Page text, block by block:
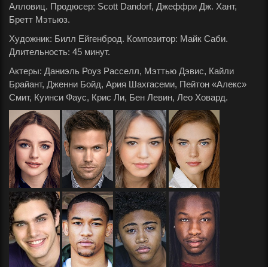
Алловиц. Продюсер: Scott Dandorf, Джеффри Дж. Хант,
Бретт Мэтьюз.
Художник: Билл Ейгенброд. Композитор: Майк Саби.
Длительность: 45 минут.
Актеры: Даниэль Роуз Расселл, Мэттью Дэвис, Кайли
Брайант, Дженни Бойд, Ария Шахгасеми, Пейтон «Алекс»
Смит, Куинси Фаус, Крис Ли, Бен Левин, Лео Ховард.